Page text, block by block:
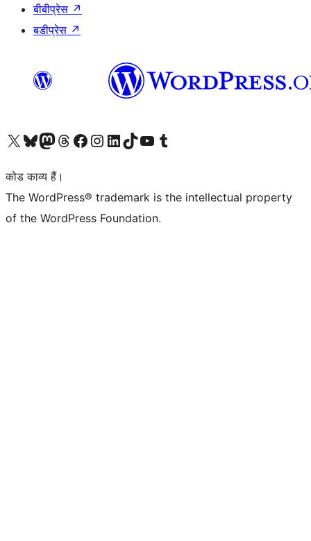
बीबीप्रेस ↗
बडीप्रेस ↗
Visit our X (formerly Twitter) account
हमारे बलुस्की खाते पर जाएँVisit our Mastodon account
हमारे थ्रेड्स अकाउंट पर जाएंहमारे फेसबुक पेज पर जाएँहमारे इंस्टाग्राम अकाउंट पर जाएंहमारे लिंक्डइन खाते पर जाएँहमारे टिकटॉक खाते पर जाएँहमारे यूट्यूब चैनल पर जाएंहमारे Tumblr खाते पर जाएँ
कोड काव्य हैं।
The WordPress® trademark is the intellectual property
of the WordPress Foundation.